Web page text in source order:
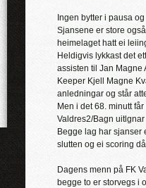
Ingen bytter i pausa
Sjansene er store
heimelaget hatt ei
Heldigvis lykkast det
assisten til Jan
Keeper Kjell Magne
anledningar og står
Men i det 68. minutt
Valdres2/Bagn
Begge lag har sjanser
slutten og ei scoring
Dagens menn på FK
begge to er storvegs i